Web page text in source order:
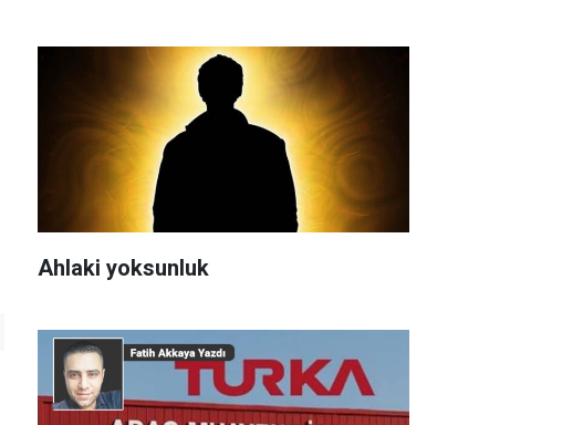
Ahlaki yoksunluk